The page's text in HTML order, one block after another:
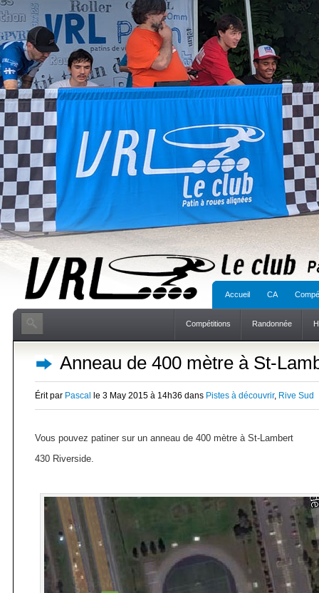
Accueil CA
Compétitions Randonnée
Anneau de 400 mètre à St-
Érit par Pascal le 3 May 2015 à 14h36 dans Pistes à découvrir, Rive Sud
Vous pouvez patiner sur un anneau de 400 mètre à St-Lambert
430 Riverside.